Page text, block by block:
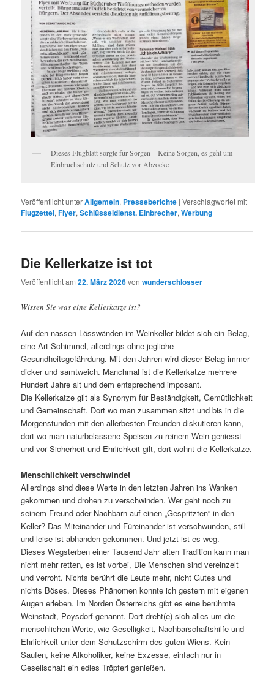
Dieses Flugblatt sorgte für Sorgen – Keine Sorgen, es geht um
Einbruchschutz und Schutz vor Abzocke
Veröffentlicht unterAllgemein, Presseberichte |Verschlagwortet mit
Flugzettel,Flyer,Schlüsseldienst. Einbrecher,Werbung
Die Kellerkatze ist tot
Veröffentlicht am22. März 2026vonwunderschlosser
Wissen Sie was eine Kellerkatze ist?
Auf den nassen Lösswänden im Weinkeller bildet sich ein Belag,
eine Art Schimmel, allerdings ohne jegliche
Gesundheitsgefährdung. Mit den Jahren wird dieser Belag immer
dicker und samtweich. Manchmal ist die Kellerkatze mehrere
Hundert Jahre alt und dem entsprechend imposant.
Die Kellerkatze gilt als Synonym für Beständigkeit, Gemütlichkeit
und Gemeinschaft. Dort wo man zusammen sitzt und bis in die
Morgenstunden mit den allerbesten Freunden diskutieren kann,
dort wo man naturbelassene Speisen zu reinem Wein geniesst
und vor Sicherheit und Ehrlichkeit gilt, dort wohnt die Kellerkatze.
Menschlichkeit verschwindet
Allerdings sind diese Werte in den letzten Jahren ins Wanken
gekommen und drohen zu verschwinden. Wer geht noch zu
seinem Freund oder Nachbarn auf einen „Gespritzten“ in den
Keller? Das Miteinander und Füreinander ist verschwunden, still
und leise ist abhanden gekommen. Und jetzt ist es weg.
Dieses Wegsterben einer Tausend Jahr alten Tradition kann man
nicht mehr retten, es ist vorbei, Die Menschen sind vereinzelt
und verroht. Nichts berührt die Leute mehr, nicht Gutes und
nichts Böses. Dieses Phänomen konnte ich gestern mit eigenen
Augen erleben. Im Norden Österreichs gibt es eine berühmte
Weinstadt, Poysdorf genannt. Dort dreht(e) sich alles um die
menschlichen Werte, wie Geselligkeit, Nachbarschaftshilfe und
Ehrlichkeit unter dem Schutzschirm des guten Wiens. Kein
Saufen, keine Alkoholiker, keine Exzesse, einfach nur in
Gesellschaft ein edles Tröpferl genießen.